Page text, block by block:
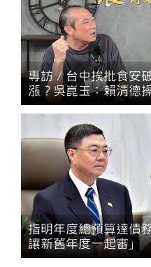
專訪／台中挨批食安
漲？吳崑玉：賴清德
指明年度總預算達債
讓新舊年度一起審」